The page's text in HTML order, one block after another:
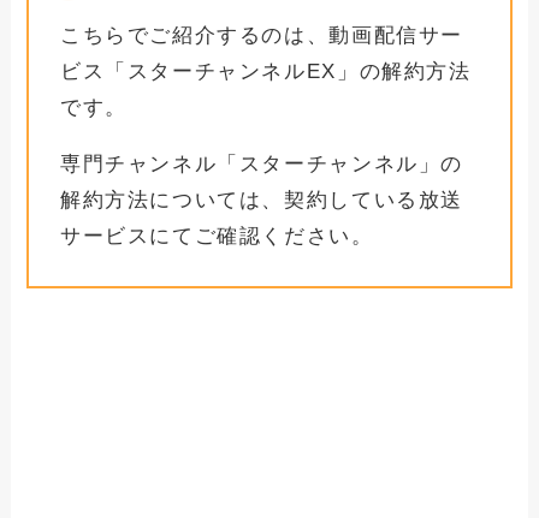
こちらでご紹介するのは、動画配信サー
ビス「スターチャンネルEX」の解約方法
です。
専門チャンネル「スターチャンネル」の
解約方法については、契約している放送
サービスにてご確認ください。